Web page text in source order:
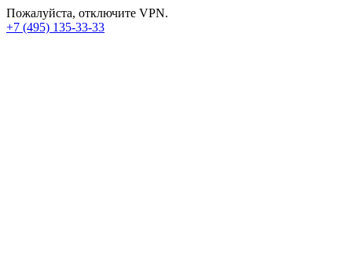
Пожалуйста, отключите VPN.
+7 (495) 135-33-33